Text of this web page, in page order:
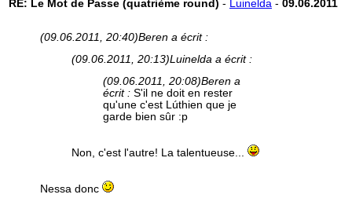
RE: Le Mot de Passe (quatrième round) - Luinelda - 09.06.2011
(09.06.2011, 20:40)Beren a écrit :
(09.06.2011, 20:13)Luinelda a écrit :
(09.06.2011, 20:08)Beren a
écrit : S'il ne doit en rester
qu'une c'est Lúthien que je
garde bien sûr :p
Non, c'est l'autre! La talentueuse...
Nessa donc